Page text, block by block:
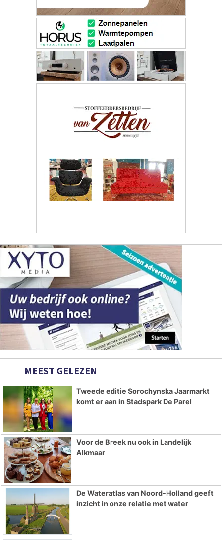
MEEST GELEZEN
Tweede editie Sorochynska Jaarmarkt
komt er aan in Stadspark De Parel
Voor de Breek nu ook in Landelijk
Alkmaar
De Wateratlas van Noord-Holland geeft
inzicht in onze relatie met water